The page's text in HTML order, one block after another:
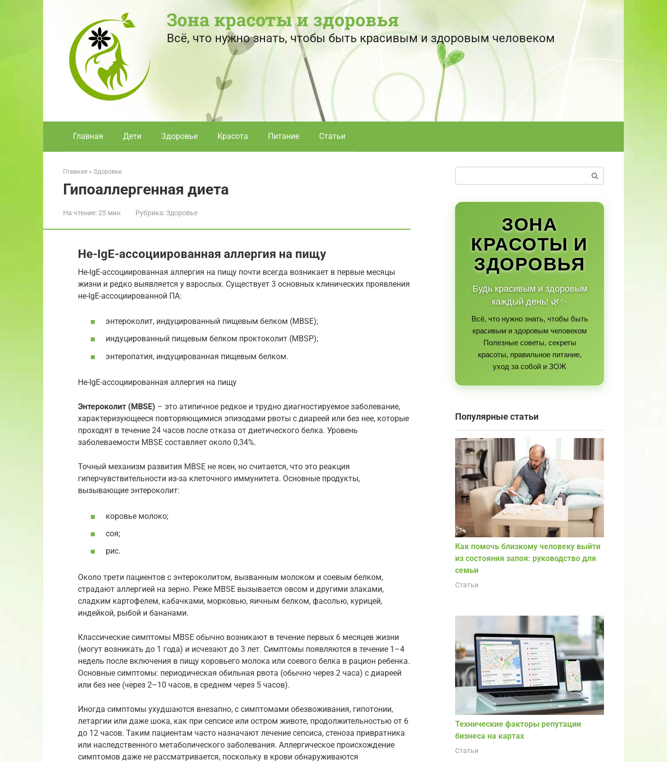
Зона красоты и здоровья
Всё, что нужно знать, чтобы быть красивым и здоровым человеком
Главная Дети Здоровье Красота Питание Статьи
Главная » Здоровье
Гипоаллергенная диета
На чтение:25 мин Рубрика:Здоровье
Не-IgE-ассоциированная аллергия на пищу
Не-IgE-ассоциированная аллергия на пищу почти всегда возникает в первые месяцы
жизни и редко выявляется у взрослых. Существует 3 основных клинических проявления
не-IgE-ассоциированной ПА:
энтероколит, индуцированный пищевым белком (MBSE);
индуцированный пищевым белком проктоколит (MBSP);
энтеропатия, индуцированная пищевым белком.
Не-IgE-ассоциированная аллергия на пищу
Энтероколит (MBSE) – это атипичное редкое и трудно диагностируемое заболевание,
характеризующееся повторяющимися эпизодами рвоты с диареей или без нее, которые
проходят в течение 24 часов после отказа от диетического белка. Уровень
заболеваемости MBSE составляет около 0,34%.
Точный механизм развития MBSE не ясен, но считается, что это реакция
гиперчувствительности из-за клеточного иммунитета. Основные продукты,
вызывающие энтероколит:
коровье молоко;
соя;
рис.
Около трети пациентов с энтероколитом, вызванным молоком и соевым белком,
страдают аллергией на зерно. Реже MBSE вызывается овсом и другими злаками,
сладким картофелем, кабачками, морковью, яичным белком, фасолью, курицей,
индейкой, рыбой и бананами.
Классические симптомы MBSE обычно возникают в течение первых 6 месяцев жизни
(могут возникать до 1 года) и исчезают до 3 лет. Симптомы появляются в течение 1–4
недель после включения в пищу коровьего молока или соевого белка в рацион ребенка.
Основные симптомы: периодическая обильная рвота (обычно через 2 часа) с диареей
или без нее (через 2–10 часов, в среднем через 5 часов).
Иногда симптомы ухудшаются внезапно, с симптомами обезвоживания, гипотонии,
летаргии или даже шока, как при сепсисе или остром животе, продолжительностью от 6
до 12 часов. Таким пациентам часто назначают лечение сепсиса, стеноза привратника
или наследственного метаболического заболевания. Аллергическое происхождение
симптомов даже не рассматривается, поскольку в крови обнаруживаются
ЗОНА
КРАСОТЫ И
ЗДОРОВЬЯ
Будь красивым и здоровым
каждый день! 🌿✨
Всё, что нужно знать, чтобы быть
красивым и здоровым человеком
Полезные советы, секреты
красоты, правильное питание,
уход за собой и ЗОЖ
Популярные статьи
Как помочь близкому человеку выйти
из состояния запоя: руководство для
семьи
Статьи
Технические факторы репутации
бизнеса на картах
Статьи